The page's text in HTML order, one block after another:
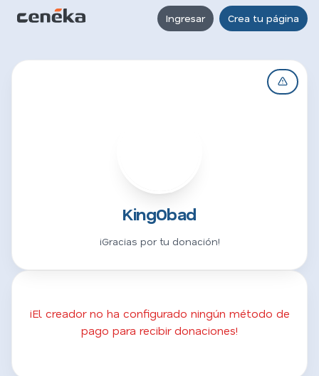
Ingresar Crea tu página
King0bad
¡Gracias por tu donación!
¡El creador no ha configurado ningún método de
pago para recibir donaciones!